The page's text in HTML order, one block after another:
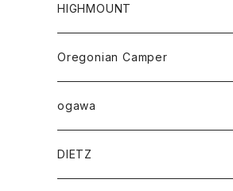
HIGHMOUNT
Oregonian Camper
ogawa
DIETZ